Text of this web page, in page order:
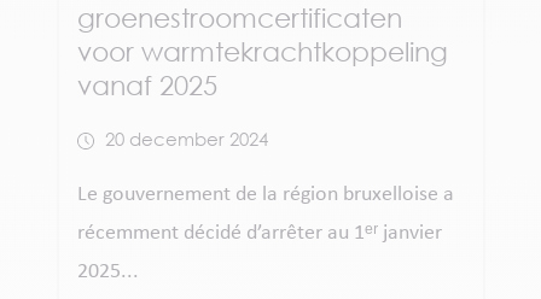
groenestroomcertificaten
voor warmtekrachtkoppeling
vanaf 2025
20 december 2024
Le gouvernement de la région bruxelloise a
récemment décidé d’arrêter au 1ᵉʳ janvier
2025...